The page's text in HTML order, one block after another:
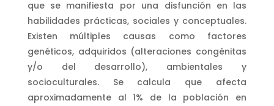
que se manifiesta por una disfunción en las
habilidades prácticas, sociales y conceptuales.
Existen múltiples causas como factores
genéticos, adquiridos (alteraciones congénitas
y/o del desarrollo), ambientales y
socioculturales. Se calcula que afecta
aproximadamente al 1% de la población en